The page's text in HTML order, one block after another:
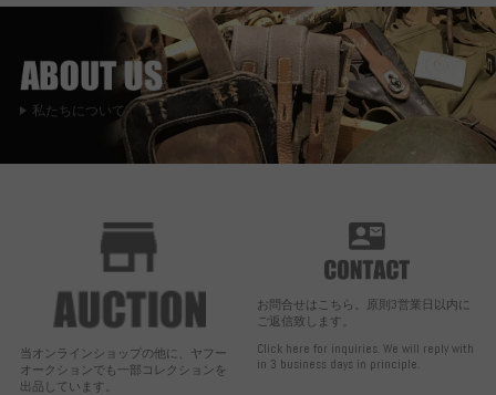
私たちについて
当オンラインショップの他に、ヤフー
オークションでも一部コレクションを
出品しています。
お問合せはこちら。原則3営業日以内に
ご返信致します。
Click here for inquiries. We will reply with
in 3 business days in principle.